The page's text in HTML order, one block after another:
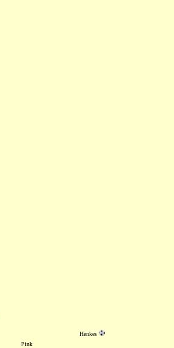
Henkes
Pink